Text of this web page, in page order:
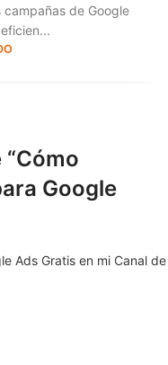
de Google
Cómo
Google
Ads Gratis en mi Canal de